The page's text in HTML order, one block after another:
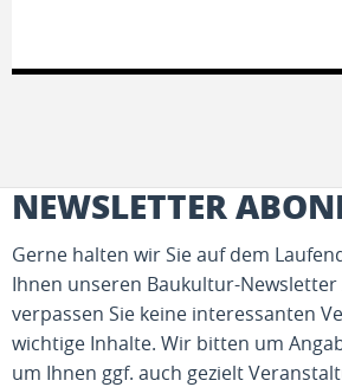
NEWSLETTER
Gerne halten wir Sie auf dem
Ihnen unseren Baukultur-Newsletter
verpassen Sie keine interessanten
wichtige Inhalte. Wir bitten um
um Ihnen ggf. auch gezielt